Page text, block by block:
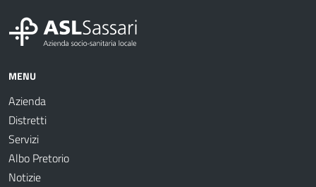
MENU
Azienda
Distretti
Servizi
Albo Pretorio
Notizie